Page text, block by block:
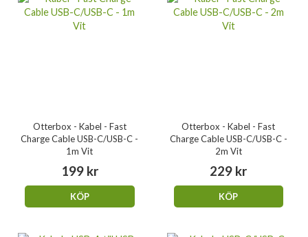
Otterbox - Kabel - Fast
Charge Cable USB-C/USB-C -
1m Vit
199 kr
KÖP
Otterbox - Kabel - Fast
Charge Cable USB-C/USB-C -
2m Vit
229 kr
KÖP